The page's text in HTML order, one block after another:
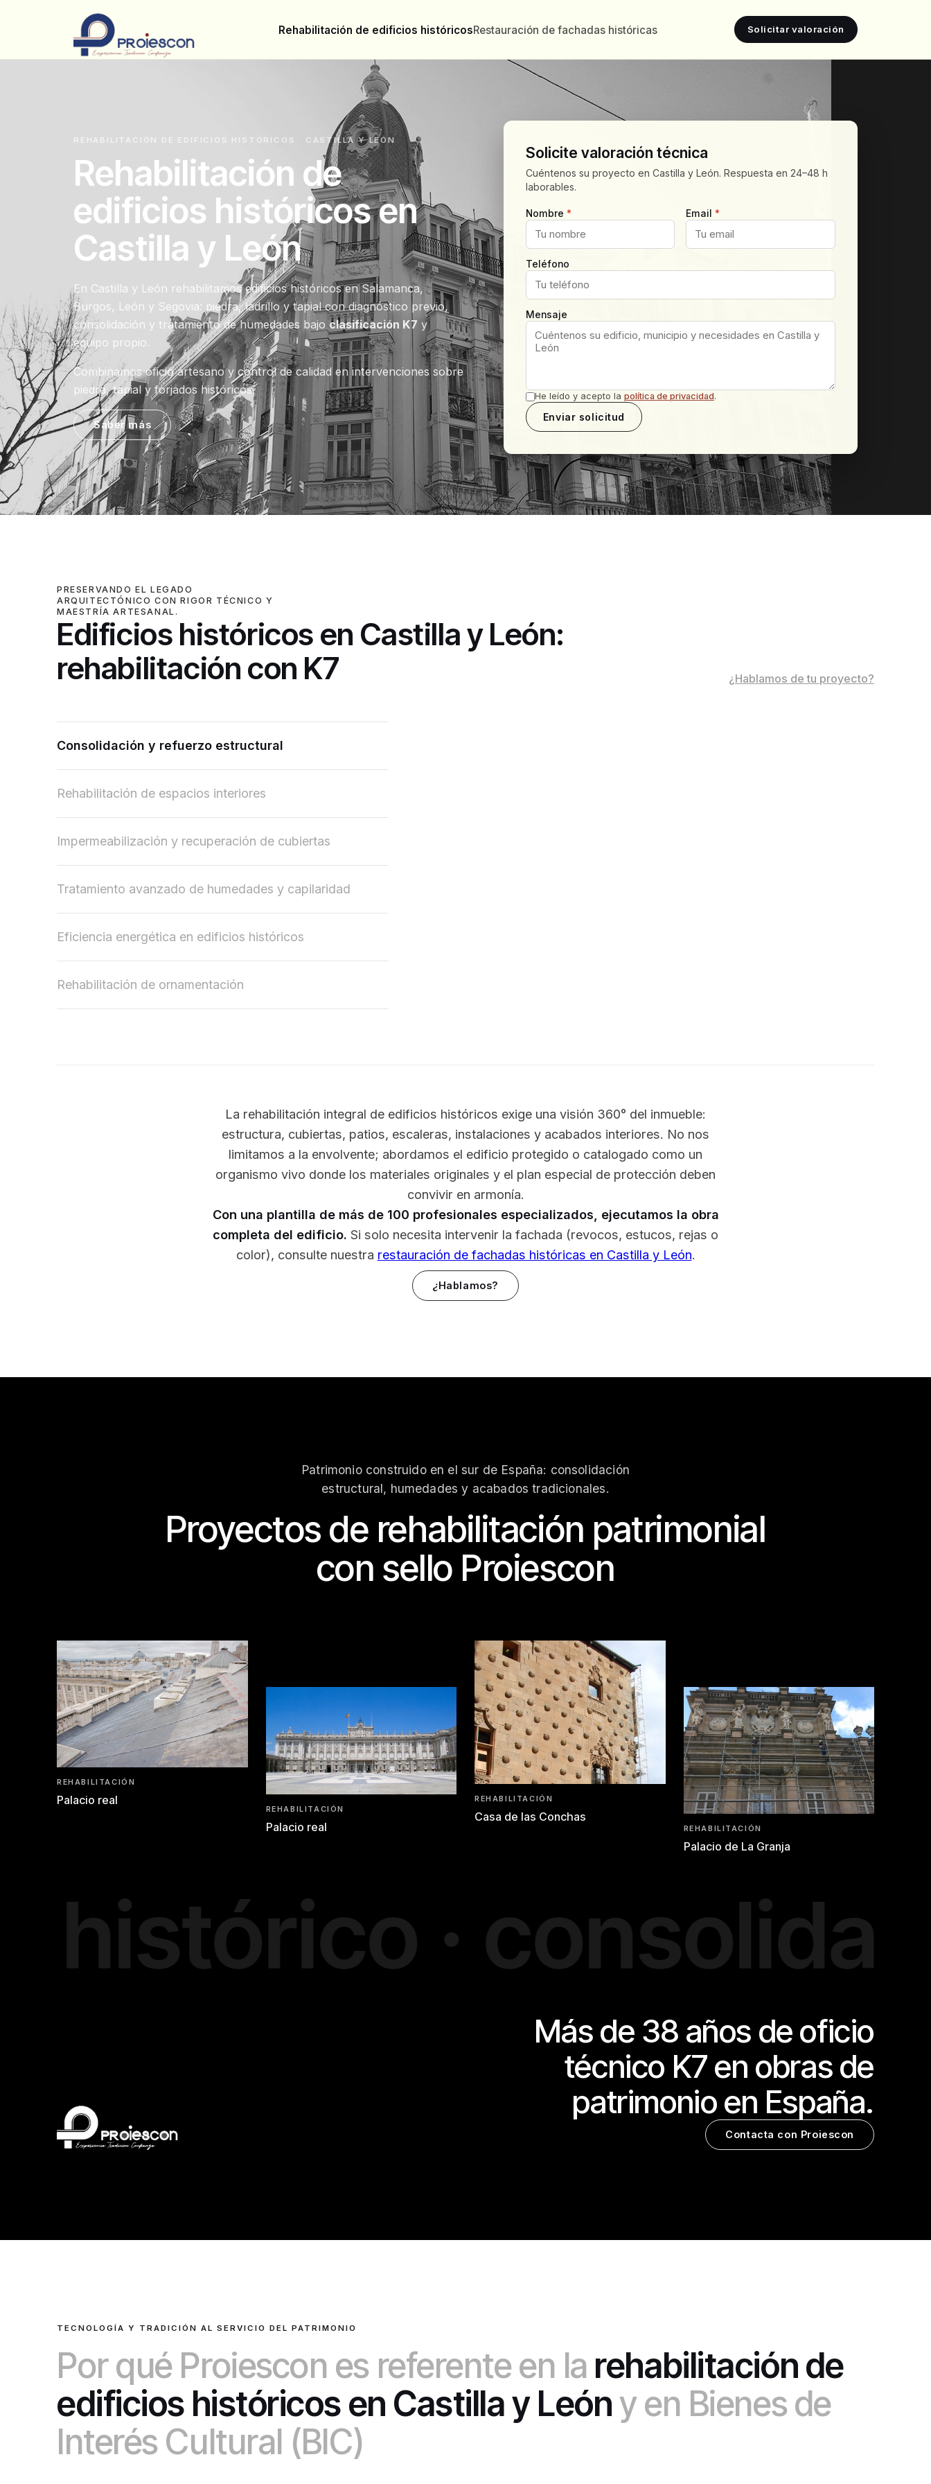
Rehabilitación de edificios históricosRestauración de fachadas históricas Solicitar valoración
REHABILITACIÓN DE EDIFICIOS HISTÓRICOS · CASTILLA Y LEÓN
Rehabilitación de
edificios históricos en
Castilla y León
En Castilla y León rehabilitamos edificios históricos en Salamanca,
Burgos, León y Segovia: piedra, ladrillo y tapial con diagnóstico previo,
consolidación y tratamiento de humedades bajoclasificación K7 y
equipo propio.
Combinamos oficio artesano y control de calidad en intervenciones sobre
piedra, tapial y forjados históricos.
Saber más
Solicite valoración técnica
Cuéntenos su proyecto en Castilla y León. Respuesta en 24–48 h
laborables.
Nombre * Email *
Teléfono
Mensaje
He leído y acepto la política de privacidad.
Enviar solicitud
PRESERVANDO EL LEGADO
ARQUITECTÓNICO CON RIGOR TÉCNICO Y
MAESTRÍA ARTESANAL.
Edificios históricos en Castilla y León:
rehabilitación con K7
¿Hablamos de tu proyecto?
Consolidación y refuerzo estructural
Rehabilitación de espacios interiores
Impermeabilización y recuperación de cubiertas
Tratamiento avanzado de humedades y capilaridad
Eficiencia energética en edificios históricos
Rehabilitación de ornamentación
La rehabilitación integral de edificios históricos exige una visión 360° del inmueble:
estructura, cubiertas, patios, escaleras, instalaciones y acabados interiores. No nos
limitamos a la envolvente; abordamos el edificio protegido o catalogado como un
organismo vivo donde los materiales originales y el plan especial de protección deben
convivir en armonía.
Con una plantilla de más de 100 profesionales especializados, ejecutamos la obra
completa del edificio. Si solo necesita intervenir la fachada (revocos, estucos, rejas o
color), consulte nuestra restauración de fachadas históricas en Castilla y León.
¿Hablamos?
Patrimonio construido en el sur de España: consolidación
estructural, humedades y acabados tradicionales.
Proyectos de rehabilitación patrimonial
con sello Proiescon
REHABILITACIÓN
Palacio real
REHABILITACIÓN
Palacio real
REHABILITACIÓN
Casa de las Conchas
REHABILITACIÓN
Palacio de La Granja
·
Más de 38 años de oficio
técnico K7 en obras de
patrimonio en España.
Contacta con Proiescon
TECNOLOGÍA Y TRADICIÓN AL SERVICIO DEL PATRIMONIO
Por qué Proiescon es referente en la rehabilitación de
edificios históricos en Castilla y Leóny en Bienes de
Interés Cultural (BIC)